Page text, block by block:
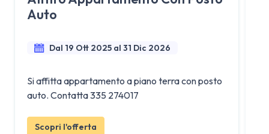
Auto
Dal 19 Ott 2025 al 31 Dic 2026
Si affitta appartamento a piano terra con posto
auto. Contatta 335 274017
Scopri l'offerta